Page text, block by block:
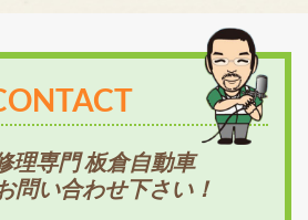
理専門 板倉自動車
問い合わせ下さい！